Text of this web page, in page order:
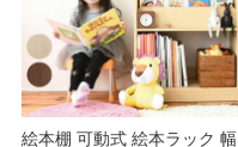
絵本棚 可動式 絵本ラック 幅